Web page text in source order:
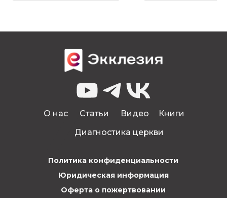
О нас Статьи Видео
Книги
Диагностика церкви
Политика конфиденциальности
Юридическая информация
Оферта о пожертвовании